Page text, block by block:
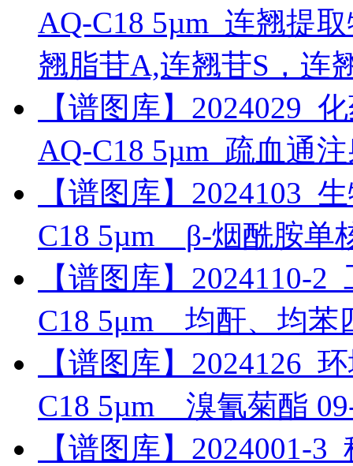
AQ-C18 5µm_连翘提
翘脂苷A,连翘苷S，连
【谱图库】2024029_
AQ-C18 5µm_疏血通
【谱图库】2024103_
C18 5µm__β-烟酰胺单
【谱图库】2024110-
C18 5μm__均酐、均
【谱图库】2024126_
C18 5µm__溴氰菊酯
【谱图库】2024001-